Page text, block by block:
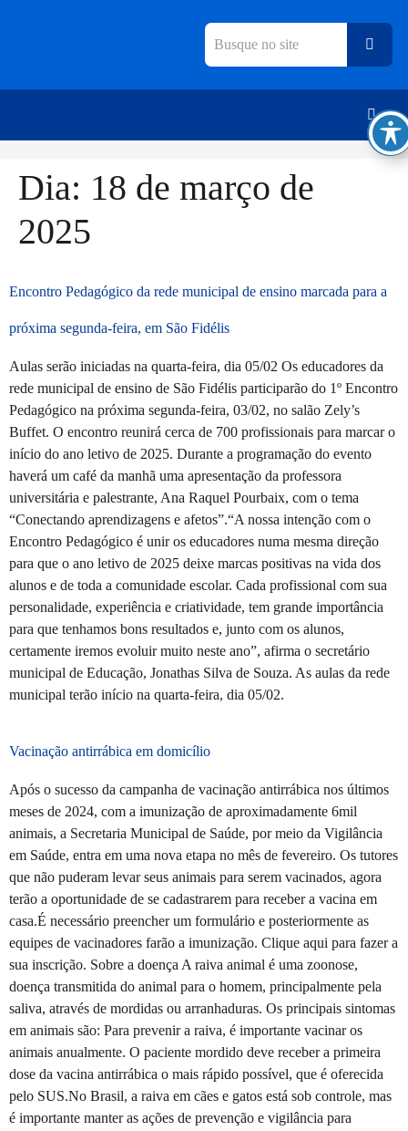
Dia: 18 de março de
2025
Encontro Pedagógico da rede municipal de ensino marcada para a
próxima segunda-feira, em São Fidélis
Aulas serão iniciadas na quarta-feira, dia 05/02 Os educadores da
rede municipal de ensino de São Fidélis participarão do 1º Encontro
Pedagógico na próxima segunda-feira, 03/02, no salão Zely’s
Buffet. O encontro reunirá cerca de 700 profissionais para marcar o
início do ano letivo de 2025. Durante a programação do evento
haverá um café da manhã uma apresentação da professora
universitária e palestrante, Ana Raquel Pourbaix, com o tema
“Conectando aprendizagens e afetos”.“A nossa intenção com o
Encontro Pedagógico é unir os educadores numa mesma direção
para que o ano letivo de 2025 deixe marcas positivas na vida dos
alunos e de toda a comunidade escolar. Cada profissional com sua
personalidade, experiência e criatividade, tem grande importância
para que tenhamos bons resultados e, junto com os alunos,
certamente iremos evoluir muito neste ano”, afirma o secretário
municipal de Educação, Jonathas Silva de Souza. As aulas da rede
municipal terão início na quarta-feira, dia 05/02.
Vacinação antirrábica em domicílio
Após o sucesso da campanha de vacinação antirrábica nos últimos
meses de 2024, com a imunização de aproximadamente 6mil
animais, a Secretaria Municipal de Saúde, por meio da Vigilância
em Saúde, entra em uma nova etapa no mês de fevereiro. Os tutores
que não puderam levar seus animais para serem vacinados, agora
terão a oportunidade de se cadastrarem para receber a vacina em
casa.É necessário preencher um formulário e posteriormente as
equipes de vacinadores farão a imunização. Clique aqui para fazer a
sua inscrição. Sobre a doença A raiva animal é uma zoonose,
doença transmitida do animal para o homem, principalmente pela
saliva, através de mordidas ou arranhaduras. Os principais sintomas
em animais são: Para prevenir a raiva, é importante vacinar os
animais anualmente. O paciente mordido deve receber a primeira
dose da vacina antirrábica o mais rápido possível, que é oferecida
pelo SUS.No Brasil, a raiva em cães e gatos está sob controle, mas
é importante manter as ações de prevenção e vigilância para